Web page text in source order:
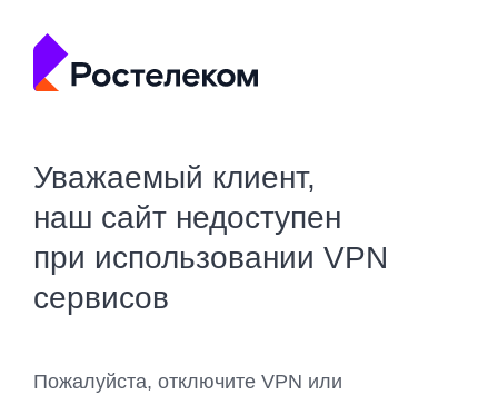
Уважаемый клиент,
наш сайт недоступен
при использовании VPN
сервисов
Пожалуйста, отключите VPN или